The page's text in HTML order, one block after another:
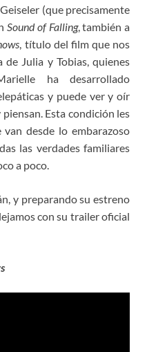
(que precisamente
Sound of Falling, también a
, título del film que nos
Julia y Tobias, quienes
ha desarrollado
y puede ver y oír
Esta condición les
desde lo embarazoso
las verdades familiares
a poco.
y preparando su estreno
con su trailer oficial